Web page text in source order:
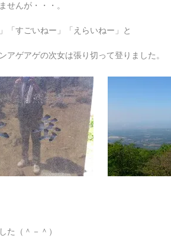
せんが・・・。
「すごいねー」「えらいねー」と
アゲアゲの次女は張り切って登りました。
た（＾－＾）